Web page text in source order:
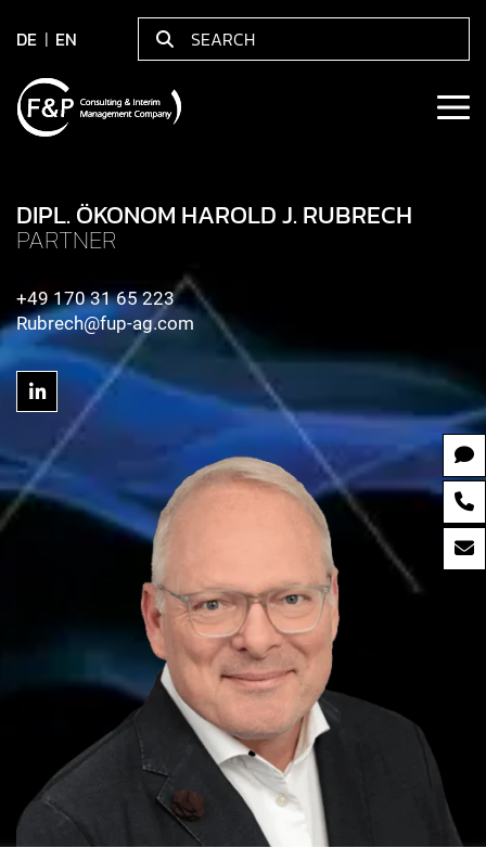
DE EN
DIPL. ÖKONOM HAROLD J. RUBRECH
PARTNER
+49 170 31 65 223
Rubrech@fup-ag.com